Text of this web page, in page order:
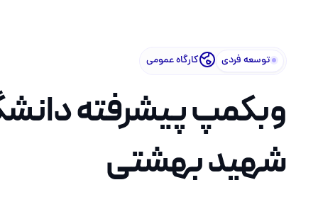
توسعه فردی کارگاه عمومی
وبکمپ پیشرفته
شهید بهشتی